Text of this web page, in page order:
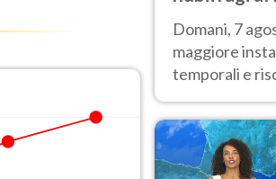
Sud caldo
Domani, 7
maggiore
temporali e
previsioni.